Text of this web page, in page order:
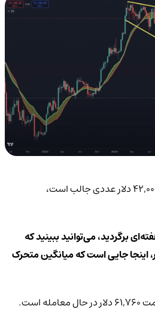
کاون با اشاره به این که عدد ۴۲,۰۰۰ دلار عددی جالب است،
میانگین متحرک ۱۰۰ هفته‌ای برگردید، می‌توانید ببینید که
اینجا جایی است که میانگین متحرک